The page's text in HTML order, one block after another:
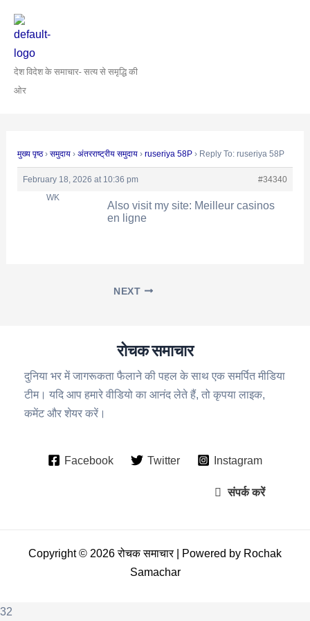
content
देश विदेश के समाचार- सत्य से समृद्धि की
ओर
मुख्य पृष्ठ › समुदाय › अंतरराष्ट्रीय समुदाय › ruseriya 58P › Reply To: ruseriya 58P
February 18, 2026 at 10:36 pm
#34340
WK
Also visit my site: Meilleur casinos
en ligne
navigation
NEXT
रोचक समाचार
दुनिया भर में जागरूकता फैलाने की पहल के साथ एक समर्पित मीडिया
टीम। यदि आप हमारे वीडियो का आनंद लेते हैं, तो कृपया लाइक,
कमेंट और शेयर करें।
Facebook Twitter Instagram
संपर्क करें
Copyright © 2026 रोचक समाचार | Powered by Rochak
Samachar
32